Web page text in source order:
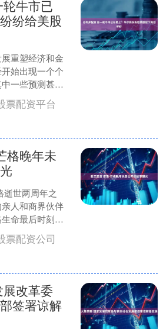
牛市已
纷给美股
重塑经济和金
始出现一个个
一些预测甚至
定为8000点。
票配资平台
格晚年未
逝世两周年之
人和商界伙伴
命最后时刻的
最后的时间
中....
票配资公司
改革委
签署谅解